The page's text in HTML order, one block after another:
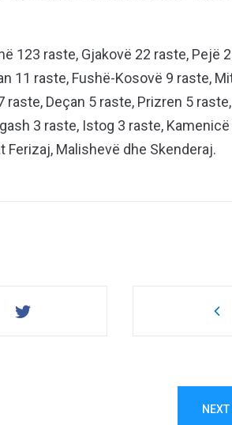
123 raste, Gjakovë 22 raste, Pejë
11 raste, Fushë-Kosovë 9 raste,
Deçan 5 raste, Prizren 5
3 raste, Istog 3 raste,
Malishevë dhe Skenderaj.